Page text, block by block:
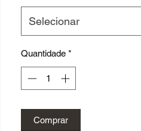
Selecionar
Quantidade *
Comprar